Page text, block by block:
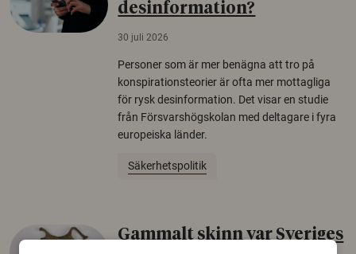
desinformation?
30 juli 2026
Personer som är mer benägna att tro på
konspirationsteorier är ofta mer mottagliga
för rysk desinformation. Det visar en studie
från Försvarshögskolan med deltagare i fyra
europeiska länder.
Säkerhetspolitik
Gammalt skinn var Sveriges